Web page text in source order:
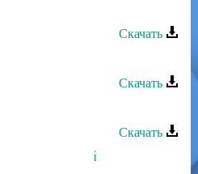
Скачать
- Азия
Скачать
Скачать
ты красивый